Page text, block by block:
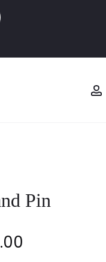
Pin